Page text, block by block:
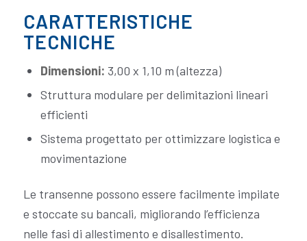
CARATTERISTICHE
TECNICHE
Dimensioni: 3,00 x 1,10 m (altezza)
Struttura modulare per delimitazioni lineari
efficienti
Sistema progettato per ottimizzare logistica e
movimentazione
Le transenne possono essere facilmente impilate
e stoccate su bancali, migliorando l’efficienza
nelle fasi di allestimento e disallestimento.